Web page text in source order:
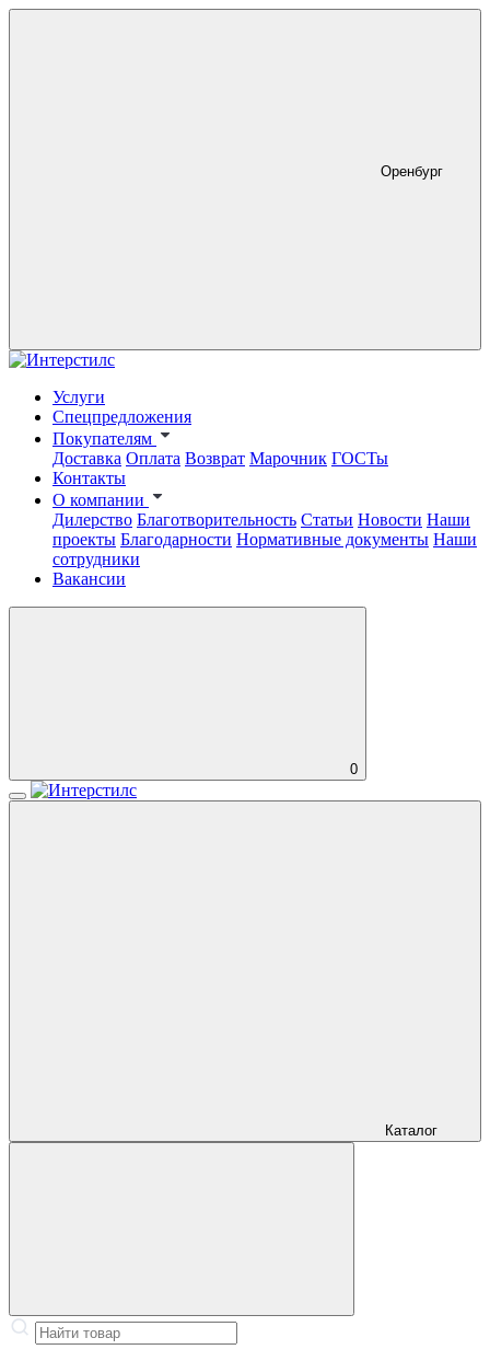
Оренбург
Услуги
Спецпредложения
Покупателям
Доставка Оплата Возврат Марочник ГОСТы
Контакты
О компании
Дилерство Благотворительность Статьи Новости Наши
проекты Благодарности Нормативные документы Наши
сотрудники
Вакансии
0
Каталог